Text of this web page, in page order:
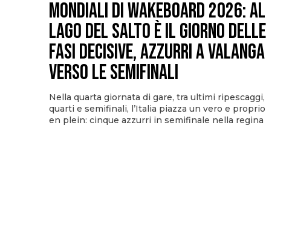
Mondiali di Wakeboard 2026: al
Lago del Salto è il giorno delle
fasi decisive, azzurri a valanga
verso le semifinali
Nella quarta giornata di gare, tra ultimi ripescaggi,
quarti e semifinali, l’Italia piazza un vero e proprio
en plein: cinque azzurri in semifinale nella regina